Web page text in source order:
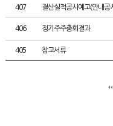
407 결산실적공시예고(안내공
406 정기주주총회결과
405 참고서류